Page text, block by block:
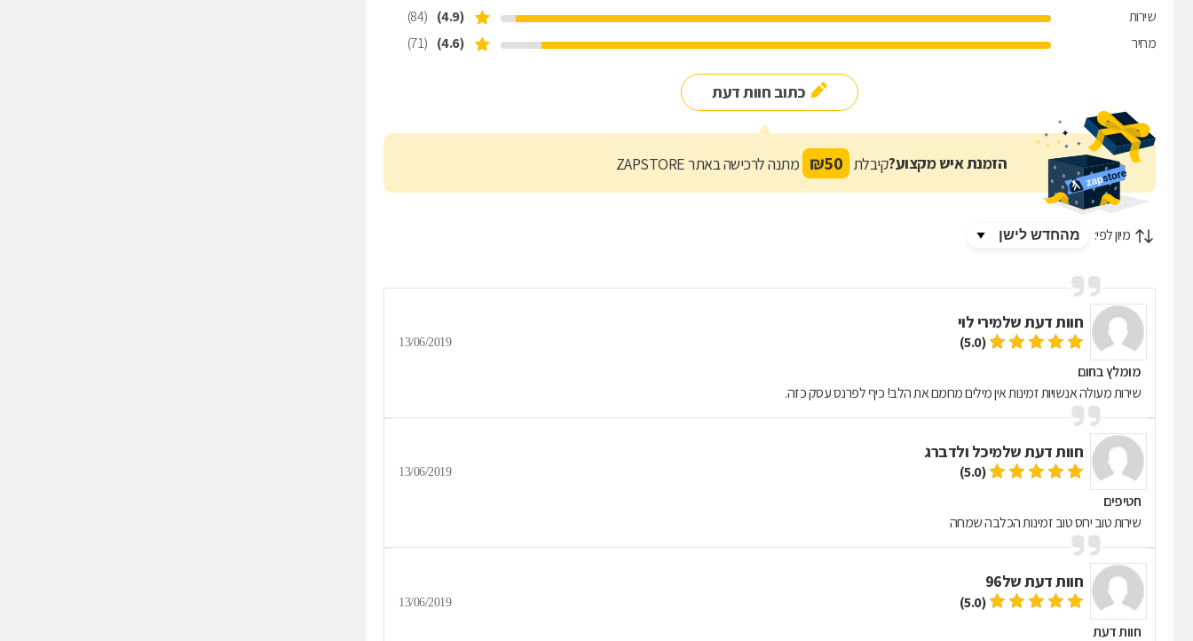
שירות
(4.9)
(84)
מחיר
(4.6)
(71)
כתוב חוות דעת
הזמנת איש מקצוע?קיבלת 50
₪ מתנה לרכישה באתר ZAPSTORE
מיון לפי:
חוות דעת שלמירי לוי
(5.0)
13/06/2019
מומלץ בחום
שירות מעולה אנשויות זמינות אין מילים מחמם את הלב! כיף לפרנס עסק כזה.
חוות דעת שלמיכל ולדברג
(5.0)
13/06/2019
חטיפים
שירות טוב יחס טוב זמינות הכלבה שמחה
חוות דעת של96
(5.0)
13/06/2019
חוות דעת